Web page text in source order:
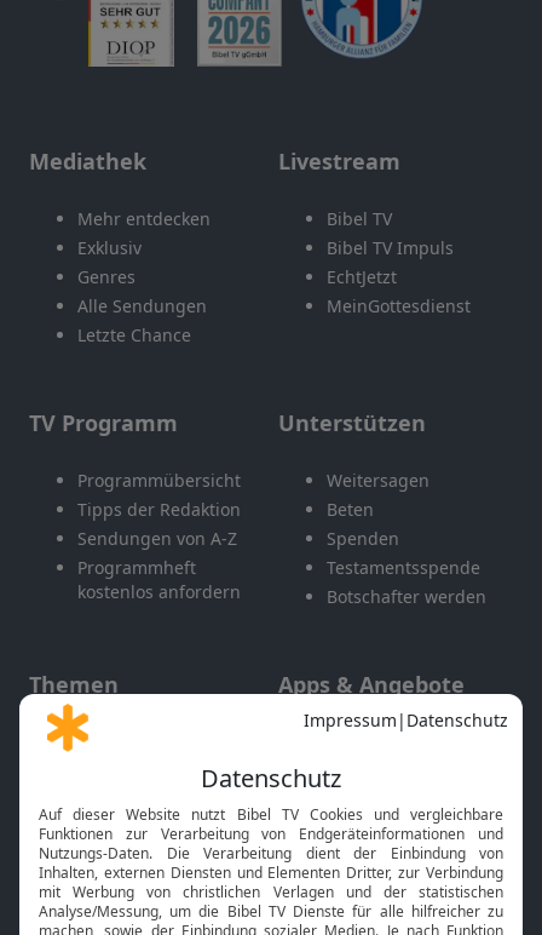
Mediathek
Mehr entdecken
Exklusiv
Genres
Alle Sendungen
Letzte Chance
Livestream
Bibel TV
Bibel TV Impuls
EchtJetzt
MeinGottesdienst
TV Programm
Programmübersicht
Tipps der Redaktion
Sendungen von A-Z
Programmheft
kostenlos anfordern
Unterstützen
Weitersagen
Beten
Spenden
Testamentsspende
Botschafter werden
Themen
Gott und Bibel erklärt
Neuigkeiten
Apps & Angebote
Mobile App
Smart TV
HbbTV
Bibelthek Online-Bibel
Nächster Gottesdienst